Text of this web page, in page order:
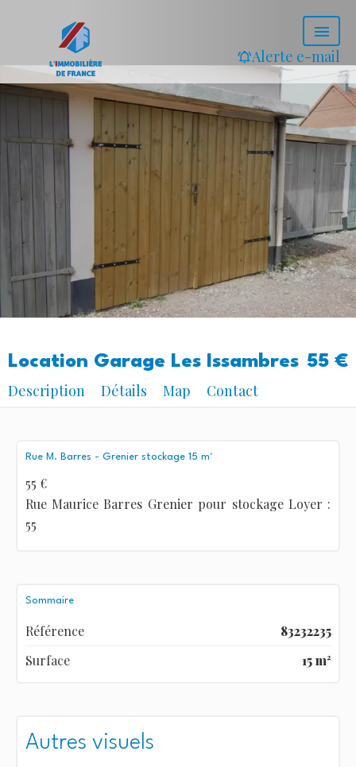
Alerte e-mail
Location Garage Les Issambres 55 €
Description
Détails Map Contact
Rue M. Barres - Grenier stockage 15 m²
55 €
Rue Maurice Barres Grenier pour stockage Loyer :
55
Sommaire
Référence
83232235
Surface
15 m²
Autres visuels